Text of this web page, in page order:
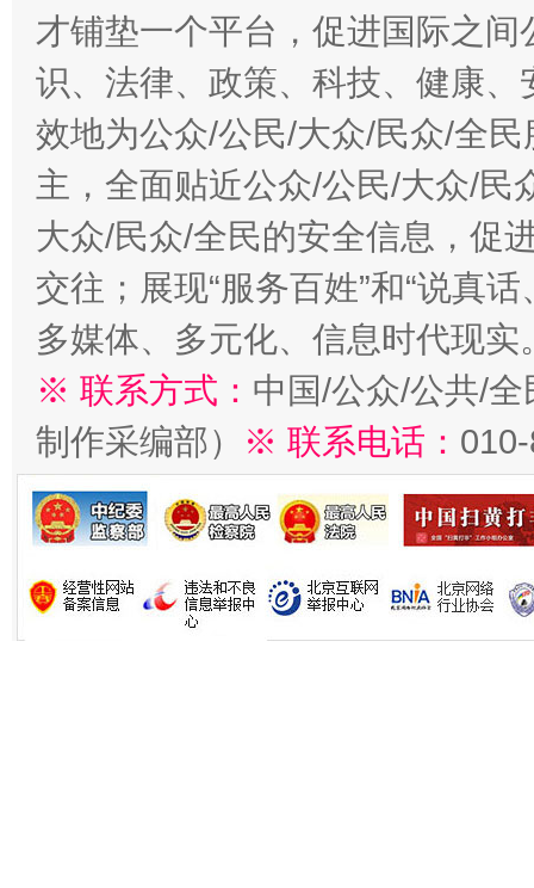
才铺垫一个平台，促进国际之
识、法律、政策、科技、健康
效地为公众/公民/大众/民众/全
主，全面贴近公众/公民/大众/民
大众/民众/全民的安全信息，促
交往；展现“服务百姓”和“说真
多媒体、多元化、信息时代现实
※ 联系方式： 中国/公众/公共/
制作采编部）
※ 联系电话：